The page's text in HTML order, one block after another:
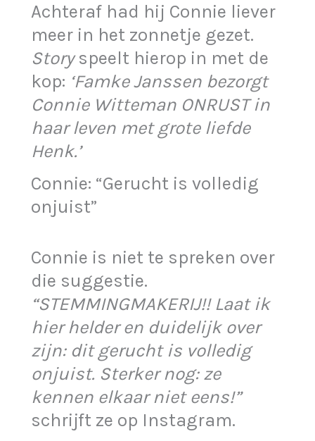
Achteraf had hij Connie liever
meer in het zonnetje gezet.
Storyspeelt hierop in met de
kop: ‘Famke Janssen bezorgt
Connie Witteman ONRUST in
haar leven met grote liefde
Henk.’
Connie: “Gerucht is volledig
onjuist”
Connie is niet te spreken over
die suggestie.
“STEMMINGMAKERIJ!! Laat ik
hier helder en duidelijk over
zijn: dit gerucht is volledig
onjuist. Sterker nog: ze
kennen elkaar niet eens!”
schrijft ze op Instagram.